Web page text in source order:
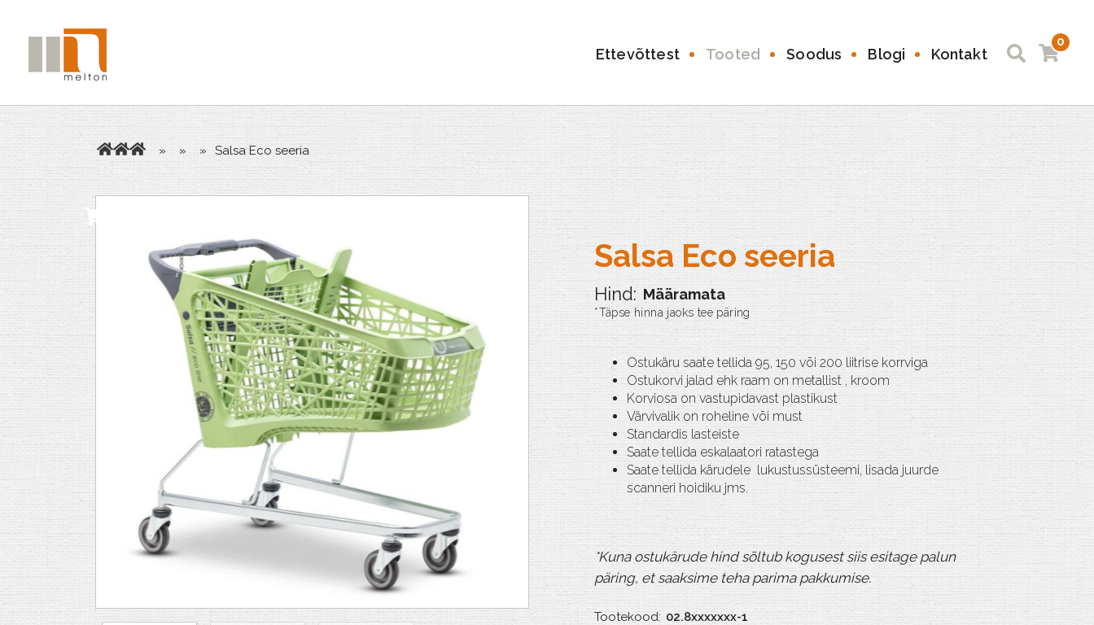
Ettevõttest Tooted Soodus Blogi Kontakt
0
» » » Salsa Eco seeria
Salsa Eco seeria
Määramata
Ostukäru saate tellida 95, 150 või 200 liitrise korrviga
Ostukorvi jalad ehk raam on metallist , kroom
Korviosa on vastupidavast plastikust
Värvivalik on roheline või must
Standardis lasteiste
Saate tellida eskalaatori ratastega
Saate tellida kärudele lukustussüsteemi, lisada juurde
scanneri hoidiku jms.
*Kuna ostukärude hind sõltub kogusest siis esitage palun
päring, et saaksime teha parima pakkumise.
Tootekood: 02.8xxxxxxx-1